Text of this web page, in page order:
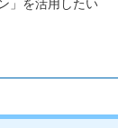
」を活用したい